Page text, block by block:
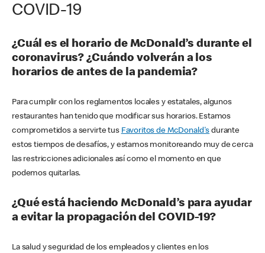
COVID-19
¿Cuál es el horario de McDonald’s durante el
coronavirus? ¿Cuándo volverán a los
horarios de antes de la pandemia?
Para cumplir con los reglamentos locales y estatales, algunos
restaurantes han tenido que modificar sus horarios. Estamos
comprometidos a servirte tus Favoritos de McDonald's durante
estos tiempos de desafíos, y estamos monitoreando muy de cerca
las restricciones adicionales así como el momento en que
podemos quitarlas.
¿Qué está haciendo McDonald’s para ayudar
a evitar la propagación del COVID-19?
La salud y seguridad de los empleados y clientes en los